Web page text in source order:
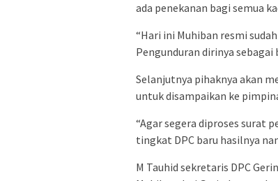
ada penekanan bagi semua
“Hari ini Muhiban resmi
Pengunduran dirinya sebagai
Selanjutnya pihaknya akan
untuk disampaikan ke
“Agar segera diproses surat
tingkat DPC baru hasilnya
M Tauhid sekretaris DPC